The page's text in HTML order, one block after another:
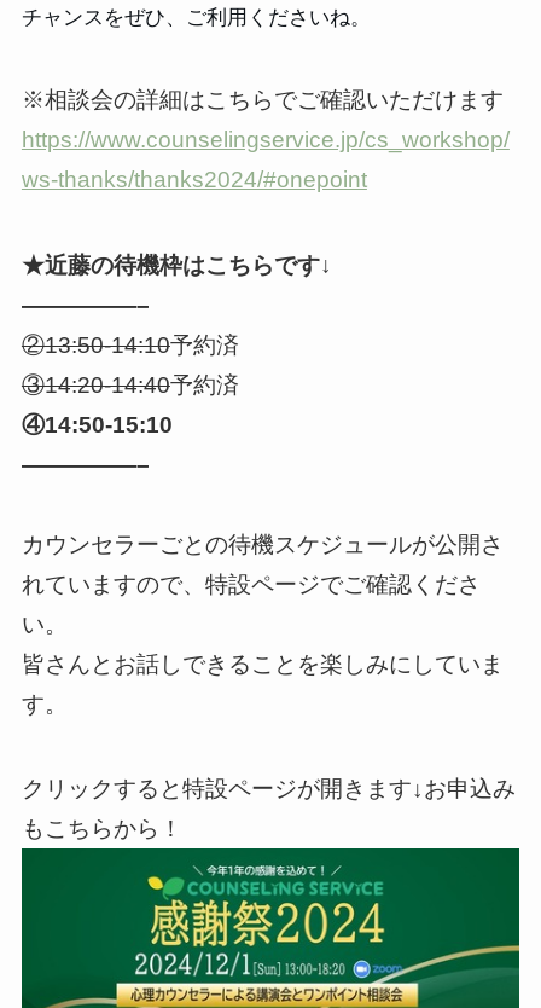
チャンスをぜひ、ご利用くださいね。
※相談会の詳細はこちらでご確認いただけます
https://www.counselingservice.jp/cs_workshop/
ws-thanks/thanks2024/#onepoint
★近藤の待機枠はこちらです↓
—————–
②13:50-14:10予約済
③14:20-14:40予約済
④14:50-15:10
—————–
カウンセラーごとの待機スケジュールが公開さ
れていますので、特設ページでご確認くださ
い。
皆さんとお話しできることを楽しみにしていま
す。
クリックすると特設ページが開きます↓お申込み
もこちらから！